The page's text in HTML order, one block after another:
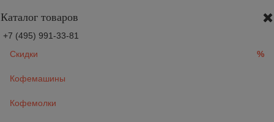
Каталог товаров
+7 (495) 991-33-81
Скидки
%
Кофемашины
Кофемолки